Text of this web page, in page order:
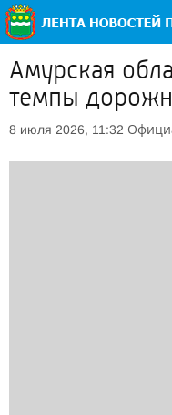
Амурская
темпы
8 июля 2026, 11:32